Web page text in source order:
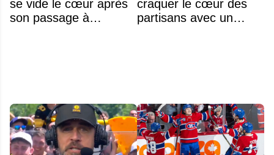
se vide le cœur après
son passage à
craquer le cœur des
partisans avec un